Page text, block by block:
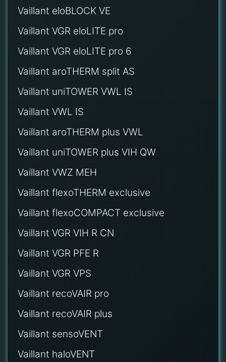
Vaillant eloBLOCK VE
Vaillant VGR eloLITE pro
Vaillant VGR eloLITE pro 6
Vaillant aroTHERM split AS
Vaillant uniTOWER VWL IS
Vaillant VWL IS
Vaillant aroTHERM plus VWL
Vaillant uniTOWER plus VIH QW
Vaillant VWZ MEH
Vaillant flexoTHERM exclusive
Vaillant flexoCOMPACT exclusive
Vaillant VGR VIH R CN
Vaillant VGR PFE R
Vaillant VGR VPS
Vaillant recoVAIR pro
Vaillant recoVAIR plus
Vaillant sensoVENT
Vaillant haloVENT